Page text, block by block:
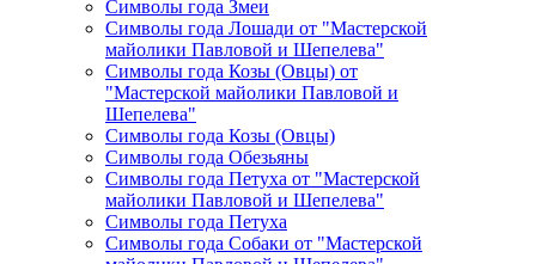
Символы года Змеи
Символы года Лошади от "Мастерской
майолики Павловой и Шепелева"
Символы года Козы (Овцы) от
"Мастерской майолики Павловой и
Шепелева"
Символы года Козы (Овцы)
Символы года Обезьяны
Символы года Петуха от "Мастерской
майолики Павловой и Шепелева"
Символы года Петуха
Символы года Собаки от "Мастерской